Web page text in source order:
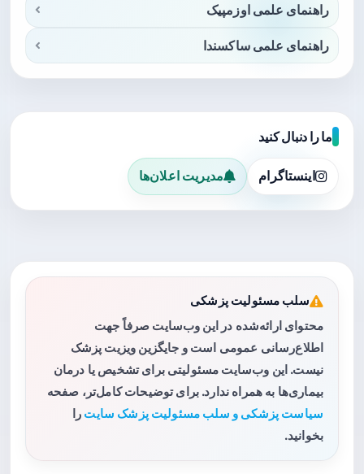
راهنمای علمی اوزمپیک
راهنمای علمی ساکسندا
ما را دنبال کنید
اینستاگرام مدیریت اعلان‌ها
سلب مسئولیت پزشکی
محتوای ارائه‌شده در این وب‌سایت صرفاً جهت
اطلاع‌رسانی عمومی است و جایگزین ویزیت پزشک
نیست. این وب‌سایت مسئولیتی برای تشخیص یا درمان
بیماری‌ها به همراه ندارد. برای توضیحات کامل‌تر، صفحه
سیاست پزشکی و سلب مسئولیت پزشک سایت را
بخوانید.